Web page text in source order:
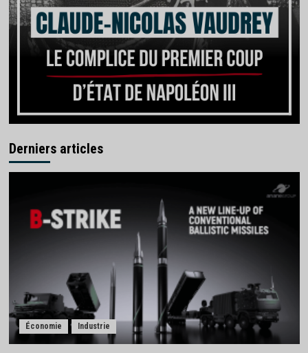
Derniers articles
Économie Industrie